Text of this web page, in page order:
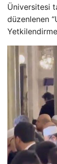
Üniversitesi
düzenlenen
Yetkilendirme